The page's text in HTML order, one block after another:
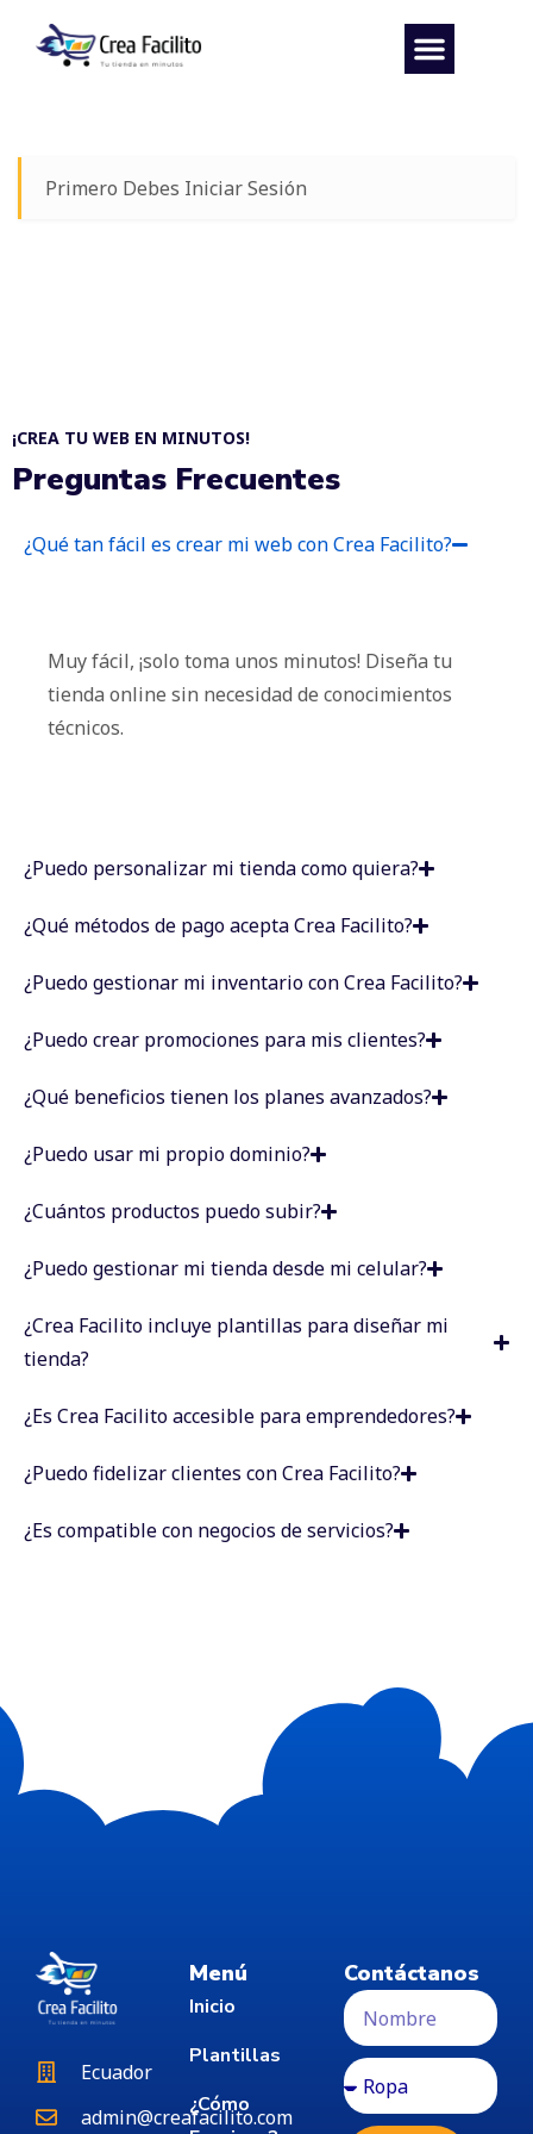
Primero Debes Iniciar Sesión
¡CREA TU WEB EN MINUTOS!
Preguntas Frecuentes
¿Qué tan fácil es crear mi web con Crea Facilito?
Muy fácil, ¡solo toma unos minutos! Diseña tu
tienda online sin necesidad de conocimientos
técnicos.
¿Puedo personalizar mi tienda como quiera?
¿Qué métodos de pago acepta Crea Facilito?
¿Puedo gestionar mi inventario con Crea Facilito?
¿Puedo crear promociones para mis clientes?
¿Qué beneficios tienen los planes avanzados?
¿Puedo usar mi propio dominio?
¿Cuántos productos puedo subir?
¿Puedo gestionar mi tienda desde mi celular?
¿Crea Facilito incluye plantillas para diseñar mi
tienda?
¿Es Crea Facilito accesible para emprendedores?
¿Puedo fidelizar clientes con Crea Facilito?
¿Es compatible con negocios de servicios?
Ecuador
admin@creafacilito.com
Menú
Inicio
Plantillas
¿Cómo
Contáctanos